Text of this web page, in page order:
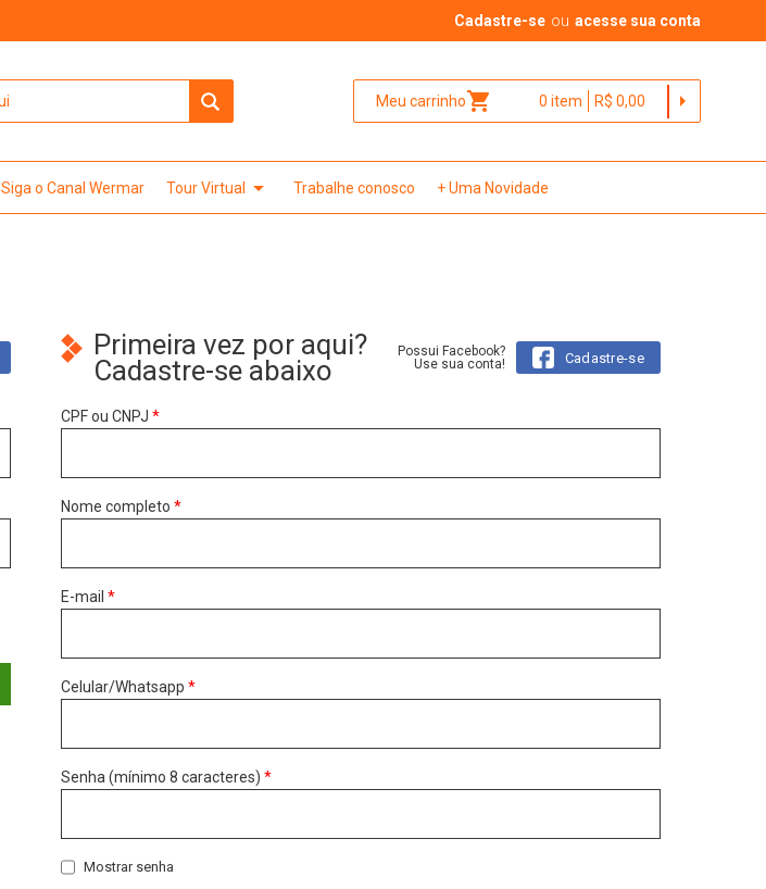
Cadastre-se ou acesse sua conta
Meu carrinhoshopping_cart 0item R$ 0,00 arrow_right
Siga o Canal Wermar Tour Virtual arrow_drop_down Trabalhe conosco + Uma Novidade
Primeira vez por aqui?
Cadastre-se abaixo
Possui Facebook?
Use sua conta!
Cadastre-se
CPF ou CNPJ *
Nome completo *
E-mail *
Celular/Whatsapp *
Senha (mínimo 8 caracteres) *
Mostrar senha